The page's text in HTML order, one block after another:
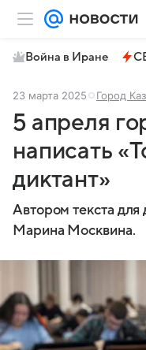
Война в Иране
23 марта 2025 Город
5 апреля
написать
диктант»
Автором текста для
Марина Москвина.